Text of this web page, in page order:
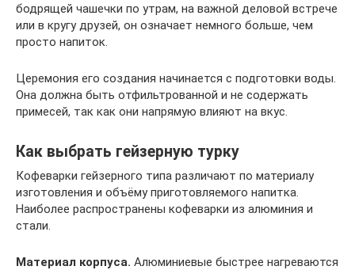
бодрящей чашечки по утрам, на важной деловой встрече
или в кругу друзей, он означает немного больше, чем
просто напиток.
Церемония его создания начинается с подготовки воды.
Она должна быть отфильтрованной и не содержать
примесей, так как они напрямую влияют на вкус.
Как выбрать гейзерную турку
Кофеварки гейзерного типа различают по материалу
изготовления и объёму приготовляемого напитка.
Наиболее распространены кофеварки из алюминия и
стали.
Материал корпуса. Алюминиевые быстрее нагреваются